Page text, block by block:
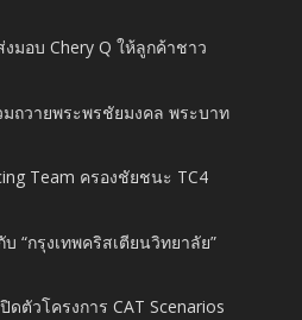
งมอบ Chery Q ให้ลูกค้าชาว
ถวายพระพรชัยมงคล พระบาท
Team ครองชัยชนะ TC4
“กรุงเทพคริสเตียนวิทยาลัย”
ดตัวโครงการ CAT Scenarios